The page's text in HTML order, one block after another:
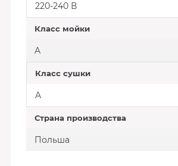
220-240 В
Класс мойки
A
Класс сушки
A
Страна производства
Польша